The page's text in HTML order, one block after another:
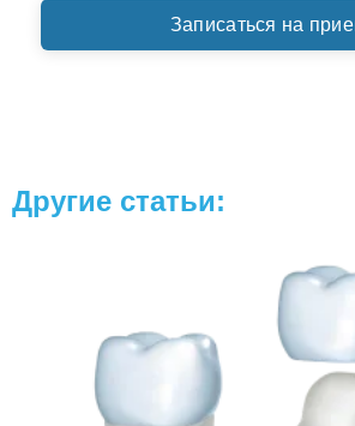
Записаться на
Другие статьи: